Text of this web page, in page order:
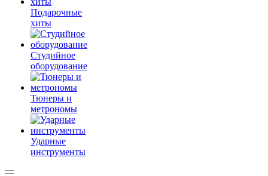
Подарочные
хиты
Студийное
оборудование
Тюнеры и
метрономы
Ударные
инструменты